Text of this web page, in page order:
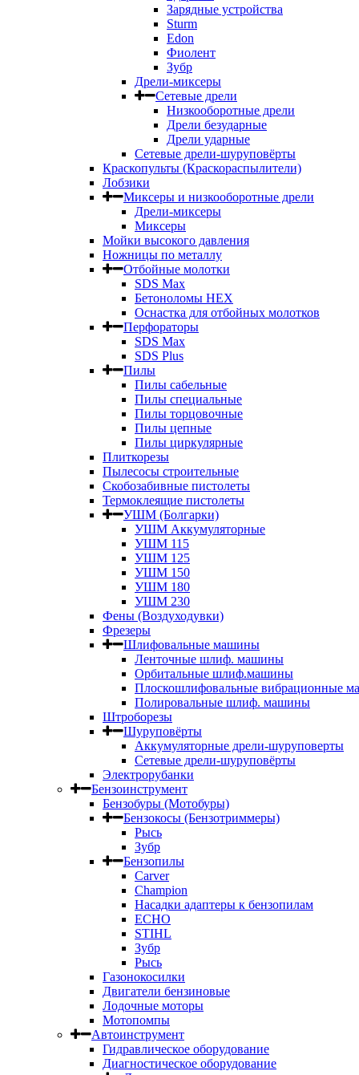
Зарядные устройства
Sturm
Edon
Фиолент
Зубр
Дрели-миксеры
Сетевые дрели
Низкооборотные дрели
Дрели безударные
Дрели ударные
Сетевые дрели-шуруповёрты
Краскопульты (Краскораспылители)
Лобзики
Миксеры и низкооборотные дрели
Дрели-миксеры
Миксеры
Мойки высокого давления
Ножницы по металлу
Отбойные молотки
SDS Max
Бетоноломы HEX
Оснастка для отбойных молотков
Перфораторы
SDS Max
SDS Plus
Пилы
Пилы сабельные
Пилы специальные
Пилы торцовочные
Пилы цепные
Пилы циркулярные
Плиткорезы
Пылесосы строительные
Скобозабивные пистолеты
Термоклеящие пистолеты
УШМ (Болгарки)
УШМ Аккумуляторные
УШМ 115
УШМ 125
УШМ 150
УШМ 180
УШМ 230
Фены (Воздуходувки)
Фрезеры
Шлифовальные машины
Ленточные шлиф. машины
Орбитальные шлиф.машины
Плоскошлифовальные вибрационные
Полировальные шлиф. машины
Штроборезы
Шуруповёрты
Аккумуляторные дрели-шуруповерты
Сетевые дрели-шуруповёрты
Электрорубанки
Бензоинструмент
Бензобуры (Мотобуры)
Бензокосы (Бензотриммеры)
Рысь
Зубр
Бензопилы
Carver
Champion
Насадки адаптеры к бензопилам
ECHO
STIHL
Зубр
Рысь
Газонокосилки
Двигатели бензиновые
Лодочные моторы
Мотопомпы
Автоинструмент
Гидравлическое оборудование
Диагностическое оборудование